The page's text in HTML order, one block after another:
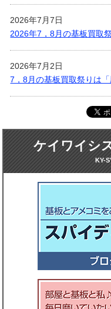
2026年7月7日
2026年7，8月の基板買取
2026年7月2日
7，8月の基板買取祭りは
ケイワイシ
KY-